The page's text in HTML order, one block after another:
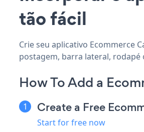
tão fácil
Crie seu aplicativo Ecommerce
postagem, barra lateral, rodapé
How To Add a
Create a Free
Start for free now